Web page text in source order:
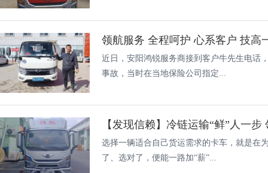
领航服务 全程呵护 心系客户 技高
近日，安阳鸿锐服务商接到客户牛先生电话
事故，当时在当地保险公司指定...
选择一辆适合自己货运需求的卡车，就是在
了、选对了，便能一路加“薪”...